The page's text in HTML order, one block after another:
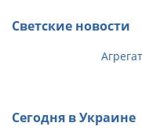
Светские новости
Сегодня в Украине